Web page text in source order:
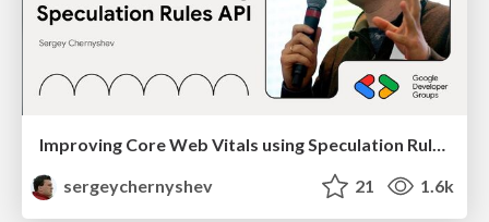
Improving Core Web Vitals using Speculation Rules API
sergeychernyshev
21 1.6k